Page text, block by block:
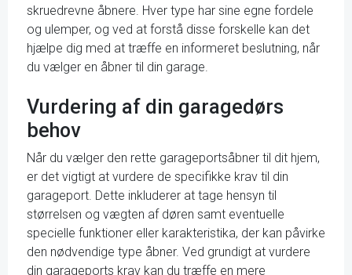
skruedrevne åbnere. Hver type har sine egne fordele
og ulemper, og ved at forstå disse forskelle kan det
hjælpe dig med at træffe en informeret beslutning, når
du vælger en åbner til din garage.
Vurdering af din garagedørs
behov
Når du vælger den rette garageportsåbner til dit hjem,
er det vigtigt at vurdere de specifikke krav til din
garageport. Dette inkluderer at tage hensyn til
størrelsen og vægten af døren samt eventuelle
specielle funktioner eller karakteristika, der kan påvirke
den nødvendige type åbner. Ved grundigt at vurdere
din garageports krav kan du træffe en mere